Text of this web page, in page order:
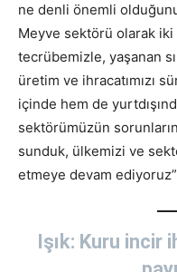
ne denli önemli
Meyve sektörü olarak iki
tecrübemizle, yaşanan
üretim ve ihracatımızı
içinde hem de
sektörümüzün
sunduk, ülkemizi ve
etmeye devam
Işık: Kuru incir